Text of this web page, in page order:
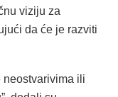
viziju za
da će je razviti
neostvarivima ili